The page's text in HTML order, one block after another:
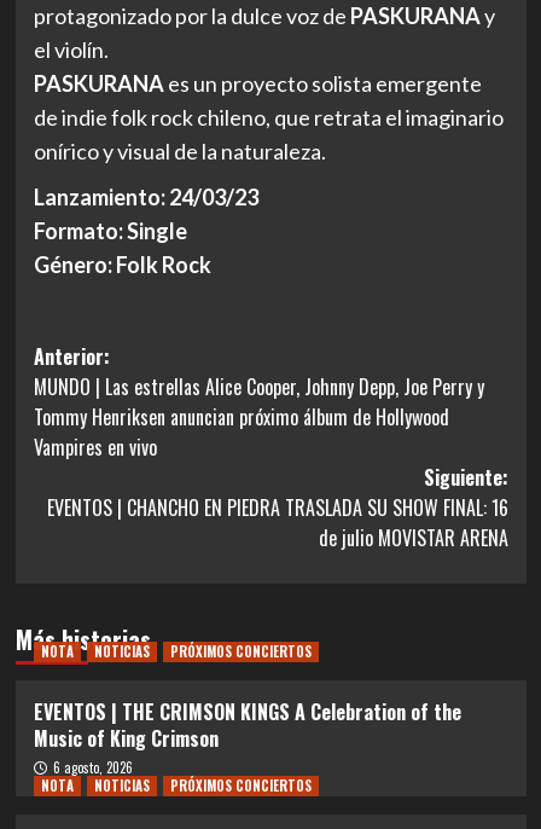
protagonizado por la dulce voz de PASKURANAy
el violín.
PASKURANAes un proyecto solista emergente
de indie folk rock chileno, que retrata el imaginario
onírico y visual de la naturaleza.
Lanzamiento: 24/03/23
Formato: Single
Género: Folk Rock
Navegación
de
entradas
Anterior:
MUNDO | Las estrellas Alice Cooper, Johnny Depp, Joe Perry y
Tommy Henriksen anuncian próximo álbum de Hollywood
Vampires en vivo
Siguiente:
EVENTOS | CHANCHO EN PIEDRA TRASLADA SU SHOW FINAL: 16
de julio MOVISTAR ARENA
Más historias
NOTA NOTICIAS PRÓXIMOS CONCIERTOS
EVENTOS | THE CRIMSON KINGS A Celebration of the
Music of King Crimson
6 agosto, 2026
NOTA
NOTICIAS PRÓXIMOS CONCIERTOS